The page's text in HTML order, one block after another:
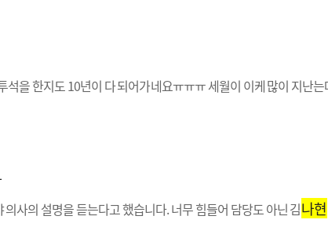
석을 한지도 10년이 다 되어가네요ㅠㅠㅠ 세월이 이케 많이 지난
사의 설명을 듣는다고 했습니다. 너무 힘들어 담당도 아닌 김나현